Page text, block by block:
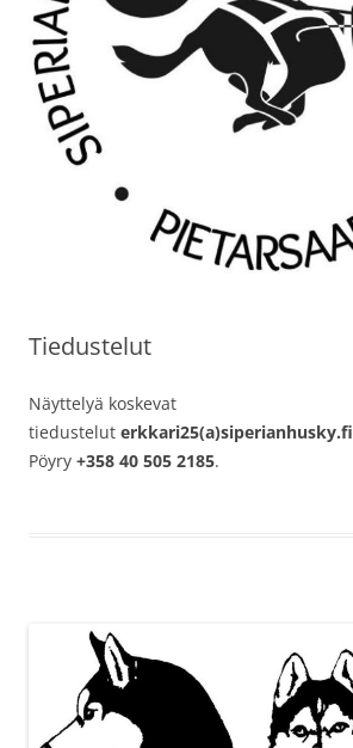
Tiedustelut
Näyttelyä koskevat
tiedustelut erkkari25(a)siperianhusky.fi
Pöyry +358 40 505 2185.